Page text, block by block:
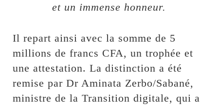
et un immense honneur.
Il repart ainsi avec la somme de 5
millions de francs CFA, un trophée et
une attestation. La distinction a été
remise par Dr Aminata Zerbo/Sabané,
ministre de la Transition digitale, qui a